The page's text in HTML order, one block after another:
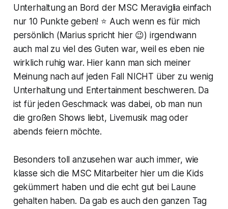
Unterhaltung an Bord der MSC Meraviglia einfach
nur 10 Punkte geben! ⭐ Auch wenn es für mich
persönlich (Marius spricht hier 😉) irgendwann
auch mal zu viel des Guten war, weil es eben nie
wirklich ruhig war. Hier kann man sich meiner
Meinung nach auf jeden Fall NICHT über zu wenig
Unterhaltung und Entertainment beschweren. Da
ist für jeden Geschmack was dabei, ob man nun
die großen Shows liebt, Livemusik mag oder
abends feiern möchte.
Besonders toll anzusehen war auch immer, wie
klasse sich die MSC Mitarbeiter hier um die Kids
gekümmert haben und die echt gut bei Laune
gehalten haben. Da gab es auch den ganzen Tag